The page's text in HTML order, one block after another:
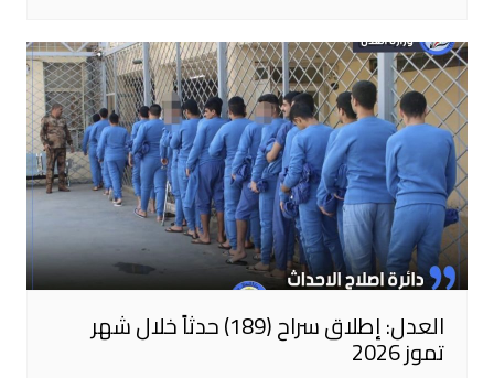
العدل: إطلاق سراح (189) حدثاً خلال شهر
تموز 2026